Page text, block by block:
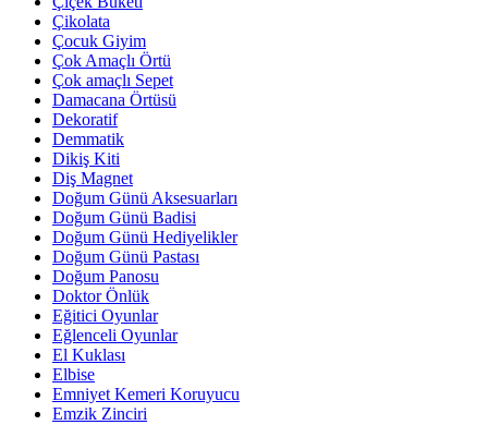
Çikolata
Çocuk Giyim
Çok Amaçlı Örtü
Çok amaçlı Sepet
Damacana Örtüsü
Dekoratif
Demmatik
Dikiş Kiti
Diş Magnet
Doğum Günü Aksesuarları
Doğum Günü Badisi
Doğum Günü Hediyelikler
Doğum Günü Pastası
Doğum Panosu
Doktor Önlük
Eğitici Oyunlar
Eğlenceli Oyunlar
El Kuklası
Elbise
Emniyet Kemeri Koruyucu
Emzik Zinciri